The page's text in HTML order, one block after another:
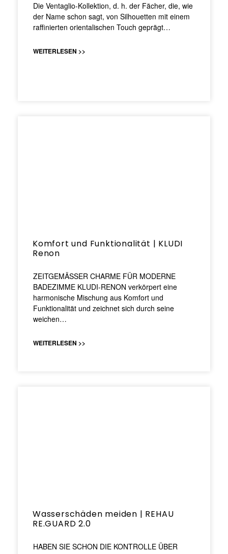
Die Ventaglio-Kollektion, d. h. der Fächer, die, wie
der Name schon sagt, von Silhouetten mit einem
raffinierten orientalischen Touch geprägt…
WEITERLESEN >>
Komfort und Funktionalität | KLUDI
Renon
ZEITGEMÄSSER CHARME FÜR MODERNE
BADEZIMME KLUDI-RENON verkörpert eine
harmonische Mischung aus Komfort und
Funktionalität und zeichnet sich durch seine
weichen…
WEITERLESEN >>
Wasserschäden meiden | REHAU
RE.GUARD 2.0
HABEN SIE SCHON DIE KONTROLLE ÜBER